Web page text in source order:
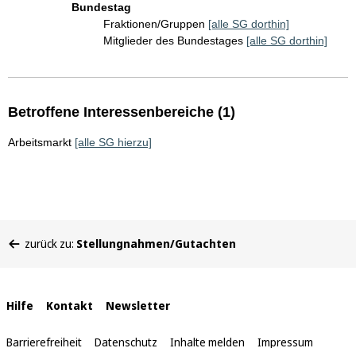
Bundestag
Fraktionen/Gruppen [alle SG dorthin]
Mitglieder des Bundestages [alle SG dorthin]
Betroffene Interessenbereiche (1)
Arbeitsmarkt [alle SG hierzu]
befinden
zurück zu: Stellungnahmen/Gutachten
Interne
Links
Hilfe Kontakt Newsletter
Barrierefreiheit Datenschutz Inhalte melden Impressum